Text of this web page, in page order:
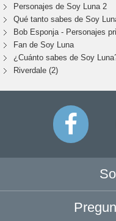
Personajes de Soy Luna 2
Qué tanto sabes de Soy
Bob Esponja - Personajes
Fan de Soy Luna
¿Cuánto sabes de Soy
Riverdale (2)